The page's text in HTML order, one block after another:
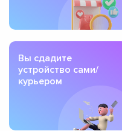
Вы сдадите
устройство сами/
курьером